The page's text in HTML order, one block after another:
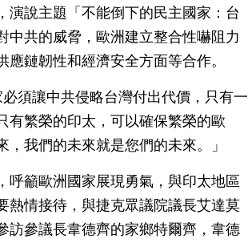
演說主題「不能倒下的民主國家：台
中共的威脅，歐洲建立整合性嚇阻力
鏈韌性和經濟安全方面等合作。
須讓中共侵略台灣付出代價，只有一
有繁榮的印太，可以確保繁榮的歐
我們的未來就是您們的未來。」
呼籲歐洲國家展現勇氣，與印太地區
熱情接待，與捷克眾議院議長艾達莫
訪參議長韋德齊的家鄉特爾齊，韋德